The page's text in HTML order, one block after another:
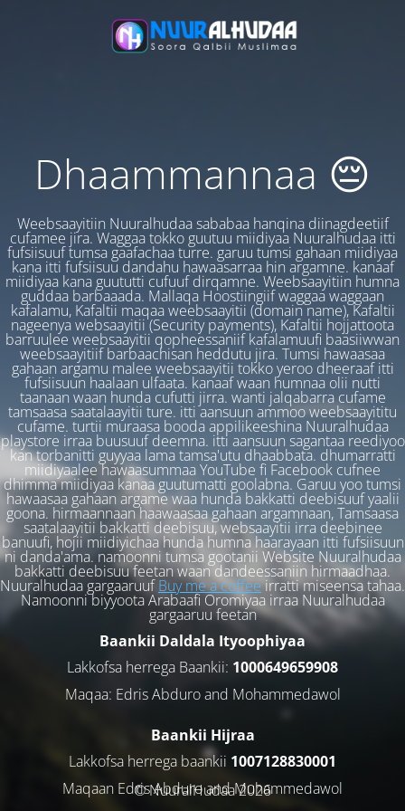
Dhaammannaa 😔
Weebsaayitiin Nuuralhudaa sababaa hanqina diinagdeetiif
cufamee jira. Waggaa tokko guutuu miidiyaa Nuuralhudaa itti
fufsiisuuf tumsa gaafachaa turre. garuu tumsi gahaan miidiyaa
kana itti fufsiisuu dandahu hawaasarraa hin argamne. kanaaf
miidiyaa kana guututti cufuuf dirqamne. Weebsaayitiin humna
guddaa barbaaada. Mallaqa Hoostiingiif waggaa waggaan
kafalamu, Kafaltii maqaa weebsaayitii (domain name), Kafaltii
nageenya websaayitii (Security payments), Kafaltii hojjattoota
barruulee weebsaayitii qopheessaniif kafalamuufi baasiiwwan
weebsaayitiif barbaachisan heddutu jira. Tumsi hawaasaa
gahaan argamu malee weebsaayitii tokko yeroo dheeraaf itti
fufsiisuun haalaan ulfaata. kanaaf waan humnaa olii nutti
taanaan waan hunda cufutti jirra. wanti jalqabarra cufame
tamsaasa saatalaayitii ture. itti aansuun ammoo weebsaayititu
cufame. turtii muraasa booda appilikeeshina Nuuralhudaa
playstore irraa buusuuf deemna. itti aansuun sagantaa reediyoo
kan torbanitti guyyaa lama tamsa'utu dhaabbata. dhumarratti
miidiyaalee hawaasummaa YouTube fi Facebook cufnee
dhimma miidiyaa kanaa guutumatti goolabna. Garuu yoo tumsi
hawaasaa gahaan argame waa hunda bakkatti deebisuuf yaalii
goona. hirmaannaan haawaasaa gahaan argamnaan, Tamsaasa
saatalaayitii bakkatti deebisuu, websaayitii irra deebinee
banuufi, hojii miidiyichaa hunda humna haarayaan itti fufsiisuun
ni danda'ama. namoonni tumsa gootanii Website Nuuralhudaa
bakkatti deebisuu feetan waan dandeessaniin hirmaadhaa.
Nuuralhudaa gargaaruufBuy me a coffeeirratti miseensa tahaa.
Namoonni biyyoota Arabaafi Oromiyaa irraa Nuuralhudaa
gargaaruu feetan
Baankii Daldala Ityoophiyaa
Lakkofsa herrega Baankii: 1000649659908
Maqaa: Edris Abduro and Mohammedawol
Baankii Hijraa
Lakkofsa herrega baankii 1007128830001
Maqaan Edris Abduro and Muhammedawol
© NuuralHudaa 2026